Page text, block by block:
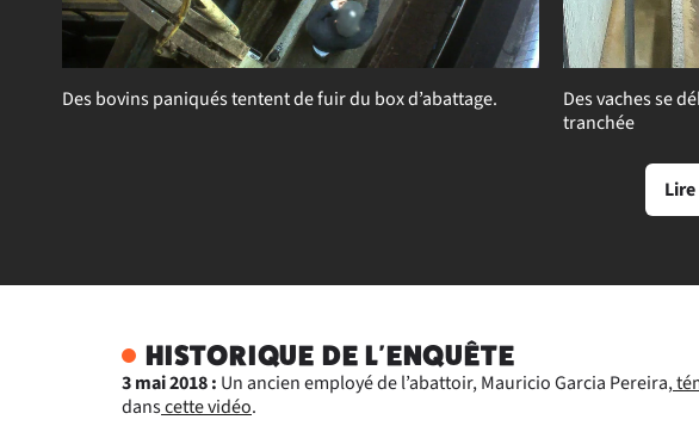
Des bovins paniqués tentent de fuir du box d’abattage.
Des vaches se
tranchée
HISTORIQUE DE L'ENQUÊTE
3 mai 2018 : Un ancien employé de l’abattoir, Mauricio Garcia Pereira,
danscette vidéo.